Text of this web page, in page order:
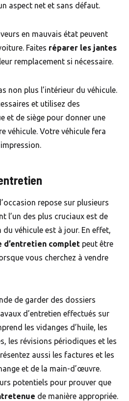
aspect net et sans défaut.
en mauvais état peuvent
Faites réparer les jantes
remplacement si nécessaire.
non plus l’intérieur du véhicule.
et utilisez des
et de siège pour donner une
véhicule. Votre véhicule fera
repose sur plusieurs
l’un des plus cruciaux est de
du véhicule est à jour. En effet,
d’entretien complet peut être
vous cherchez à vendre
de garder des dossiers
d’entretien effectués sur
les vidanges d’huile, les
les révisions périodiques et les
aussi les factures et les
et de la main-d’œuvre.
potentiels pour prouver que
de manière appropriée.